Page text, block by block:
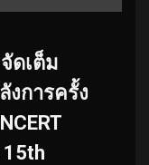
ดเต็ม
งการครั้ง
15th